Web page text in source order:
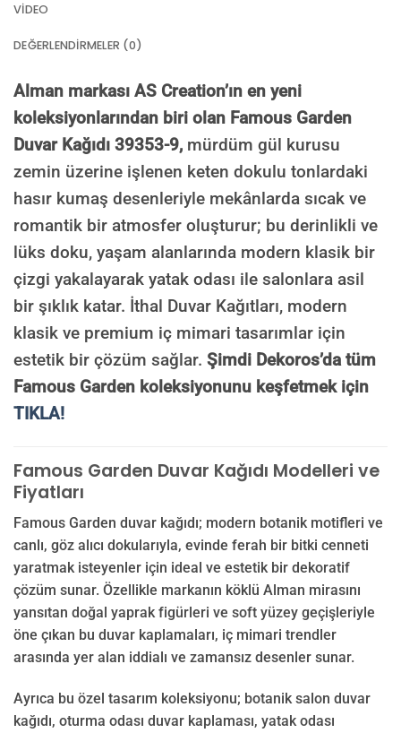
VIDEO
DEĞERLENDIRMELER (0)
Alman markası AS Creation’ın en yeni
koleksiyonlarından biri olan Famous Garden
Duvar Kağıdı 39353-9, mürdüm gül kurusu
zemin üzerine işlenen keten dokulu tonlardaki
hasır kumaş desenleriyle mekânlarda sıcak ve
romantik bir atmosfer oluşturur; bu derinlikli ve
lüks doku, yaşam alanlarında modern klasik bir
çizgi yakalayarak yatak odası ile salonlara asil
bir şıklık katar. İthal Duvar Kağıtları, modern
klasik ve premium iç mimari tasarımlar için
estetik bir çözüm sağlar. Şimdi Dekoros’da tüm
Famous Garden koleksiyonunu keşfetmek için
TIKLA!
Famous Garden Duvar Kağıdı Modelleri ve
Fiyatları
Famous Garden duvar kağıdı; modern botanik motifleri ve
canlı, göz alıcı dokularıyla, evinde ferah bir bitki cenneti
yaratmak isteyenler için ideal ve estetik bir dekoratif
çözüm sunar. Özellikle markanın köklü Alman mirasını
yansıtan doğal yaprak figürleri ve soft yüzey geçişleriyle
öne çıkan bu duvar kaplamaları, iç mimari trendler
arasında yer alan iddialı ve zamansız desenler sunar.
Ayrıca bu özel tasarım koleksiyonu; botanik salon duvar
kağıdı, oturma odası duvar kaplaması, yatak odası